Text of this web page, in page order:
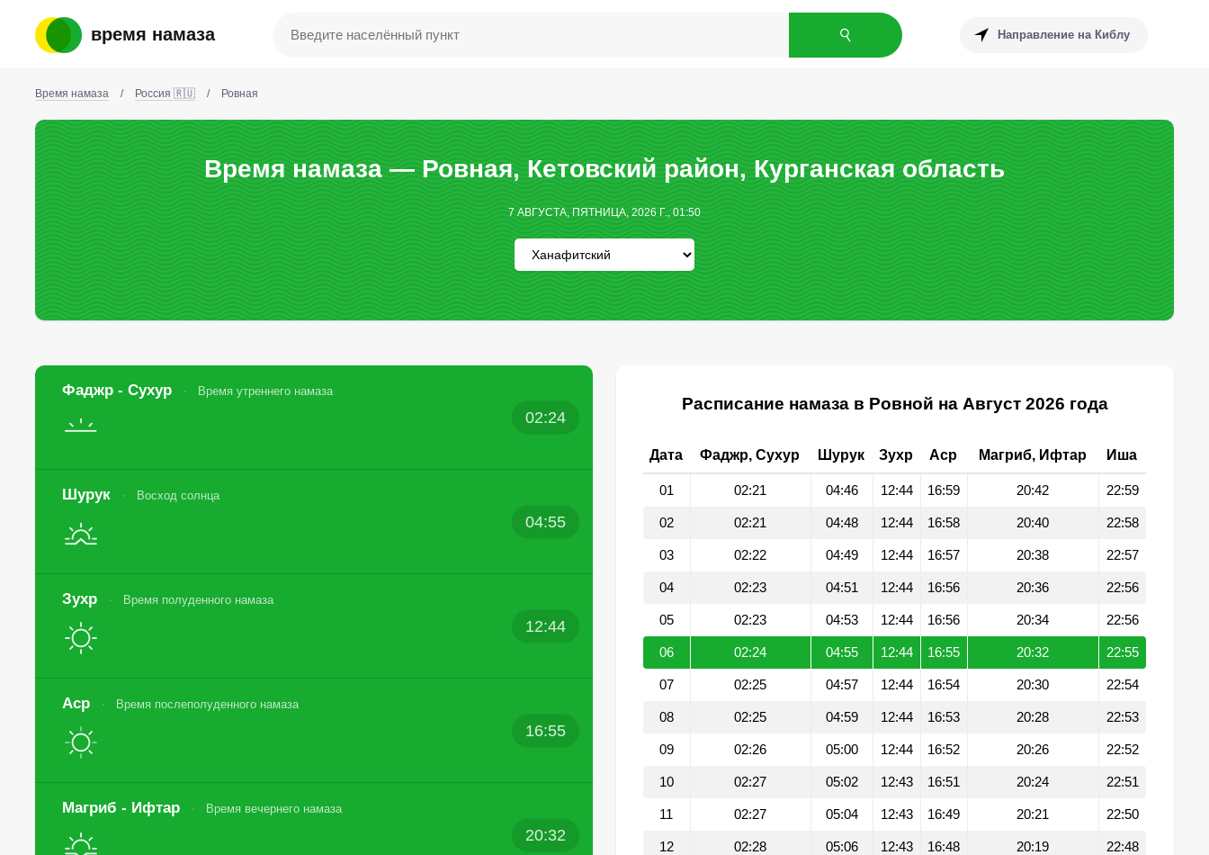
время намаза Направление на Киблу
Время намаза / Россия 🇷🇺 / Ровная
Время намаза — Ровная, Кетовский район, Курганская область
7 АВГУСТА, ПЯТНИЦА, 2026 Г., 01:50
Фаджр - Сухур Время утреннего намаза
02:24
Шурук Восход солнца
04:55
Зухр Время полуденного намаза
12:44
Аср Время послеполуденного намаза
16:55
Магриб - Ифтар Время вечернего намаза
20:32
Расписание намаза в Ровной на Август 2026 года
Дата Фаджр, Сухур Шурук Зухр Аср Магриб, Ифтар Иша
01 02:21 04:46 12:44 16:59 20:42 22:59
02 02:21 04:48 12:44 16:58 20:40 22:58
03 02:22 04:49 12:44 16:57 20:38 22:57
04 02:23 04:51 12:44 16:56 20:36 22:56
05 02:23 04:53 12:44 16:56 20:34 22:56
06 02:24 04:55 12:44 16:55 20:32 22:55
07 02:25 04:57 12:44 16:54 20:30 22:54
08 02:25 04:59 12:44 16:53 20:28 22:53
09 02:26 05:00 12:44 16:52 20:26 22:52
10 02:27 05:02 12:43 16:51 20:24 22:51
11 02:27 05:04 12:43 16:49 20:21 22:50
12 02:28 05:06 12:43 16:48 20:19 22:48